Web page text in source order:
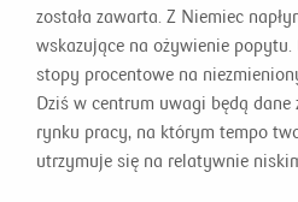
została zawarta. Z Niemiec
wskazujące na ożywienie popytu.
stopy procentowe na
Dziś w centrum uwagi będą dane
rynku pracy, na którym tempo
utrzymuje się na relatywnie